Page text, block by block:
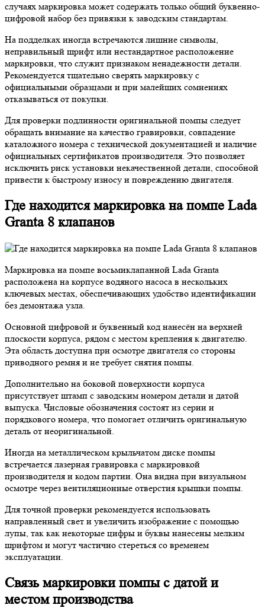
случаях маркировка может содержать только общий буквенно-
цифровой набор без привязки к заводским стандартам.
На подделках иногда встречаются лишние символы,
неправильный шрифт или нестандартное расположение
маркировки, что служит признаком ненадежности детали.
Рекомендуется тщательно сверять маркировку с
официальными образцами и при малейших сомнениях
отказываться от покупки.
Для проверки подлинности оригинальной помпы следует
обращать внимание на качество гравировки, совпадение
каталожного номера с технической документацией и наличие
официальных сертификатов производителя. Это позволяет
исключить риск установки некачественной детали, способной
привести к быстрому износу и повреждению двигателя.
Где находится маркировка на помпе Lada
Granta 8 клапанов
Маркировка на помпе восьмиклапанной Lada Granta
расположена на корпусе водяного насоса в нескольких
ключевых местах, обеспечивающих удобство идентификации
без демонтажа узла.
Основной цифровой и буквенный код нанесён на верхней
плоскости корпуса, рядом с местом крепления к двигателю.
Эта область доступна при осмотре двигателя со стороны
приводного ремня и не требует снятия помпы.
Дополнительно на боковой поверхности корпуса
присутствует штамп с заводским номером детали и датой
выпуска. Числовые обозначения состоят из серии и
порядкового номера, что помогает отличить оригинальную
деталь от неоригинальной.
Иногда на металлическом крыльчатом диске помпы
встречается лазерная гравировка с маркировкой
производителя и кодом партии. Она видна при визуальном
осмотре через вентиляционные отверстия крышки помпы.
Для точной проверки рекомендуется использовать
направленный свет и увеличить изображение с помощью
лупы, так как некоторые цифры и буквы нанесены мелким
шрифтом и могут частично стереться со временем
эксплуатации.
Связь маркировки помпы с датой и
местом производства